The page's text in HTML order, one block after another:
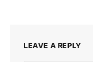
LEAVE A REPLY